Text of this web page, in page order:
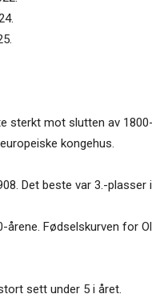
sterkt mot slutten av
kongehus.
Det beste var 3.-plasser
Fødselskurven for
sett under 5 i året.